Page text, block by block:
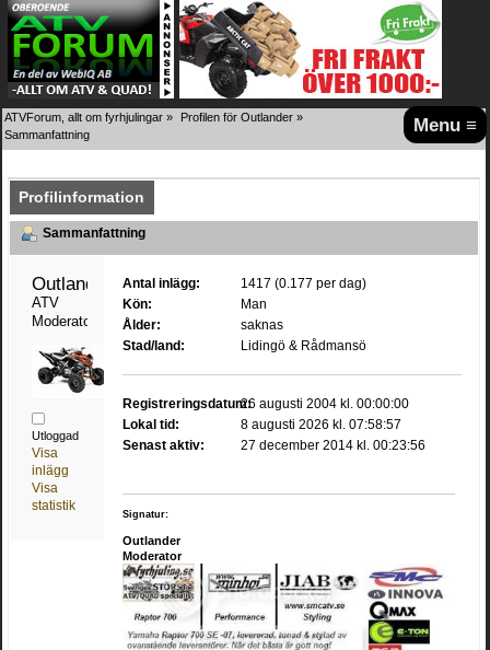
Menu ≡
ATVForum, allt om fyrhjulingar » Profilen för Outlander »
Sammanfattning
Profilinformation
Sammanfattning
ATV
Moderator
Utloggad
Visa
inlägg
Visa
statistik
Antal inlägg:
1417 (0.177 per dag)
Kön:
Man
Ålder:
saknas
Stad/land:
Lidingö & Rådmansö
Registreringsdatum:26 augusti 2004 kl. 00:00:00
Lokal tid:
8 augusti 2026 kl. 07:58:57
Senast aktiv:
27 december 2014 kl. 00:23:56
Signatur:
Outlander
Moderator